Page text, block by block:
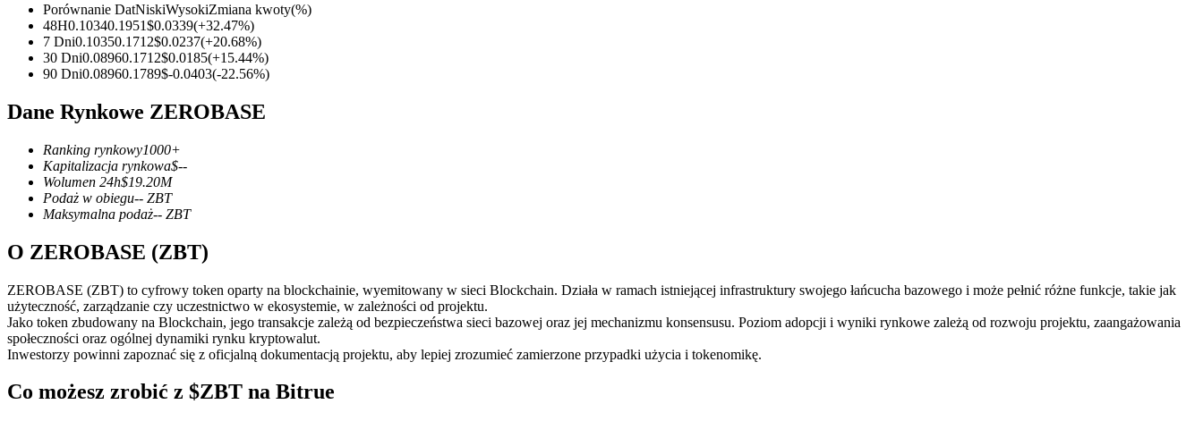
TradFi
Instrumenty pochodne na akcje, forex, metale szlachetne i towary
Kontrakty terminowe na USDC
Porównanie DatNiskiWysokiZmiana kwoty(%)
48H0.10340.1951$0.0339(+32.47%)
7 Dni0.10350.1712$0.0237(+20.68%)
30 Dni0.08960.1712$0.0185(+15.44%)
90 Dni0.08960.1789$-0.0403(-22.56%)
Dane Rynkowe ZEROBASE
Ranking rynkowy1000+
Kapitalizacja rynkowa$--
Wolumen 24h$19.20M
Podaż w obiegu-- ZBT
Maksymalna podaż-- ZBT
O ZEROBASE (ZBT)
ZEROBASE (ZBT) to cyfrowy token oparty na blockchainie, wyemitowany w sieci Blockchain. Działa w ramach istniejącej infrastruktury swojego łańcucha bazowego i może pełnić różne funkcje, takie jak
użyteczność, zarządzanie czy uczestnictwo w ekosystemie, w zależności od projektu.
Jako token zbudowany na Blockchain, jego transakcje zależą od bezpieczeństwa sieci bazowej oraz jej mechanizmu konsensusu. Poziom adopcji i wyniki rynkowe zależą od rozwoju projektu, zaangażowania
społeczności oraz ogólnej dynamiki rynku kryptowalut.
Inwestorzy powinni zapoznać się z oficjalną dokumentacją projektu, aby lepiej zrozumieć zamierzone przypadki użycia i tokenomikę.
Co możesz zrobić z $ZBT na Bitrue